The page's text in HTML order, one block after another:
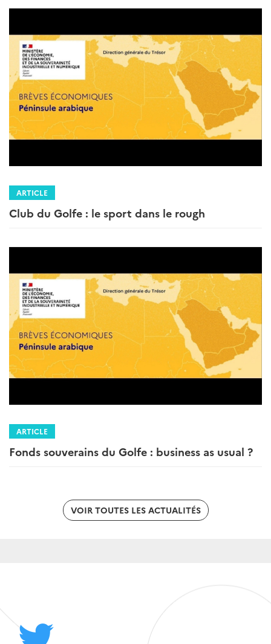
ARTICLE
Club du Golfe : le sport dans le rough
ARTICLE
Fonds souverains du Golfe : business as usual ?
VOIR TOUTES LES ACTUALITÉS